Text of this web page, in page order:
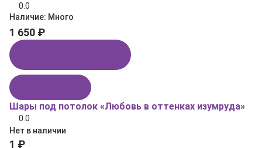
0.0
Наличие: Много
1 650 ₽
Шары под потолок «Любовь в оттенках изумруда»
0.0
Нет в наличии
1 ₽